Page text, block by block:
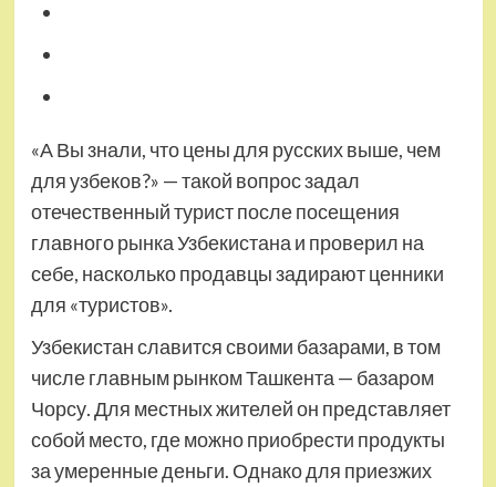
«А Вы знали, что цены для русских выше, чем
для узбеков?» — такой вопрос задал
отечественный турист после посещения
главного рынка Узбекистана и проверил на
себе, насколько продавцы задирают ценники
для «туристов».
Узбекистан славится своими базарами, в том
числе главным рынком Ташкента — базаром
Чорсу. Для местных жителей он представляет
собой место, где можно приобрести продукты
за умеренные деньги. Однако для приезжих